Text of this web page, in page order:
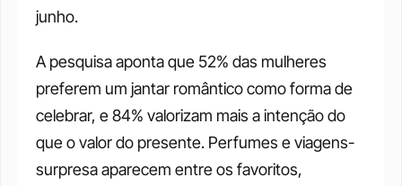
junho.
A pesquisa aponta que 52% das mulheres
preferem um jantar romântico como forma de
celebrar, e 84% valorizam mais a intenção do
que o valor do presente. Perfumes e viagens-
surpresa aparecem entre os favoritos,